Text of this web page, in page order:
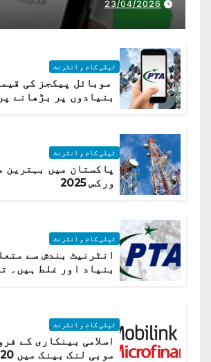
23/04/2026
ٹیلی کام و انٹرنٹ
موبائل پیکجز کی
بنیادوں پر بڑھانے
ٹیلی کام و انٹرنٹ
پاکستان میں بہترین
ورکس 2025
ٹیلی کام و انٹرنٹ
انٹرنیٹ بندش سے
ٹیلی کام و انٹرنٹ
اسلامی بینکاری کے